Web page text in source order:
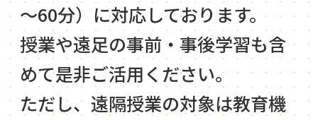
～60分）に対応しております。
授業や遠足の事前・事後学習も含
めて是非ご活用ください。
ただし、遠隔授業の対象は教育機